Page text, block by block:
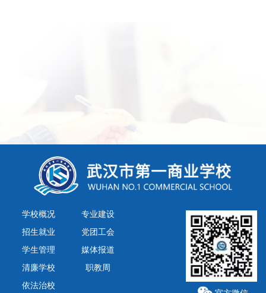
学校概况
专业建设
招生就业
党团工会
学生管理
媒体报道
清廉学校
职教周
依法治校